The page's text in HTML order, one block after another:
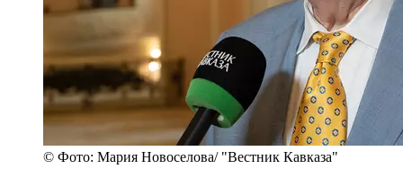
© Фото: Мария Новоселова/ "Вестник Кавказа"